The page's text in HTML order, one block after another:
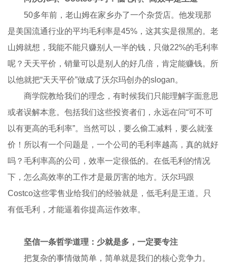
50多年前，老山姆在家乡办了一个杂货店。他发现那
是美国流通行业的平均毛利率是45%，这其实是很黑的。老
山姆就想，我能不能只赚别人一半的钱，只做22%的毛利率
呢？天天平价，销量可以是别人的好几倍，肯定能赚钱。所
以他就把“天天平价”做成了沃尔玛创办的slogan。
商学院教给我们的理念，有时候我们只能理解字面意思
或者误解本意。包括我们这些投资者们，永远在问“可不可
以有更高的毛利率”。当然可以，要么偷工减料，要么就涨
价！所以有一个问题是，一个公司的毛利率越高，真的就好
吗？毛利率高的公司，效率一定很低的。在低毛利的情况
下，怎么高效率的工作才是最厉害的地方。沃尔玛跟
Costco这些零售业给我们的经验就是，低毛利是王道。只
有低毛利，才能逼着你提高运作效率。
坚信一条哲学道理：少就是多，一定要专注
把复杂的事情做简单，简单就是我们的核心竞争力。